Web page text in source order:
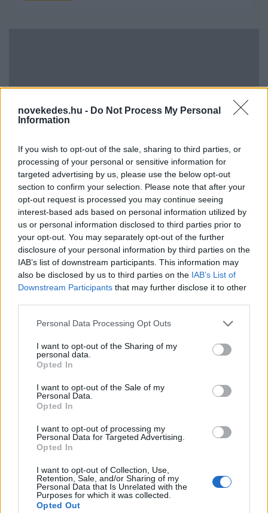
novekedes.hu - Do Not Process My Personal
Information
If you wish to opt-out of the sale, sharing to third parties, or
processing of your personal or sensitive information for
targeted advertising by us, please use the below opt-out
section to confirm your selection. Please note that after your
opt-out request is processed you may continue seeing
interest-based ads based on personal information utilized by
us or personal information disclosed to third parties prior to
your opt-out. You may separately opt-out of the further
disclosure of your personal information by third parties on the
IAB’s list of downstream participants. This information may
also be disclosed by us to third parties on the IAB’s List of
Downstream Participants that may further disclose it to other
Please note that this website/app uses one or more Google
not limited to your visit or usage behaviour. You may click to
grant or deny consent to Google and its third-party tags to
use your data for below specified purposes in below Google
consent section.
Personal Data Processing Opt Outs
I want to opt-out of the Sharing of my
personal data.
Opted In
I want to opt-out of the Sale of my
Personal Data.
Opted In
I want to opt-out of processing my
Personal Data for Targeted Advertising.
Opted In
I want to opt-out of Collection, Use,
Retention, Sale, and/or Sharing of my
Personal Data that Is Unrelated with the
Purposes for which it was collected.
Opted Out
Vagyonvisszaszerzés: amikor a pénz
gyorsabban fut, mint a jog
ELEMZÉSEK 2026. júl. 21.
Kéthónapos a Tisza-kormány: íme a mérleg!
ELEMZÉSEK